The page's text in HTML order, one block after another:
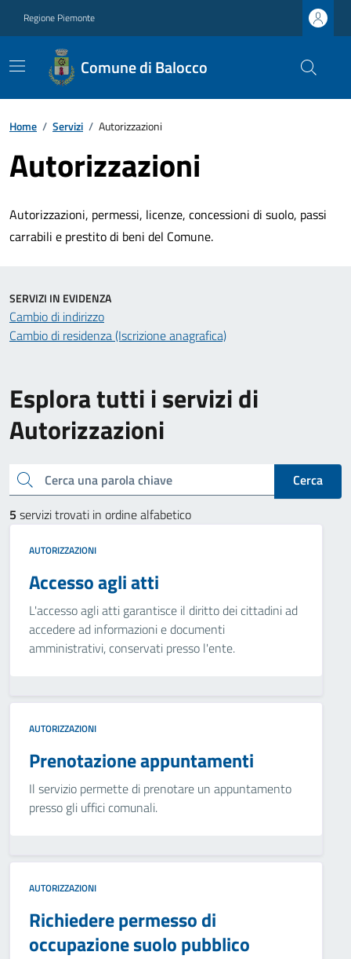
Regione Piemonte
Comune di Balocco
Home / Servizi / Autorizzazioni
Autorizzazioni
Autorizzazioni, permessi, licenze, concessioni di suolo, passi
carrabili e prestito di beni del Comune.
Esplora tutti i servizi di
Autorizzazioni
Cerca una parola chiave
Cerca
5 servizi trovati in ordine alfabetico
AUTORIZZAZIONI
Accesso agli atti
L'accesso agli atti garantisce il diritto dei cittadini ad
accedere ad informazioni e documenti
amministrativi, conservati presso l'ente.
AUTORIZZAZIONI
Prenotazione appuntamenti
Il servizio permette di prenotare un appuntamento
presso gli uffici comunali.
AUTORIZZAZIONI
Richiedere permesso di
occupazione suolo pubblico
SERVIZI IN EVIDENZA
Cambio di indirizzo
Cambio di residenza (Iscrizione anagrafica)